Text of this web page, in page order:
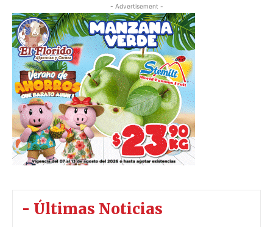
- Advertisement -
- Últimas Noticias